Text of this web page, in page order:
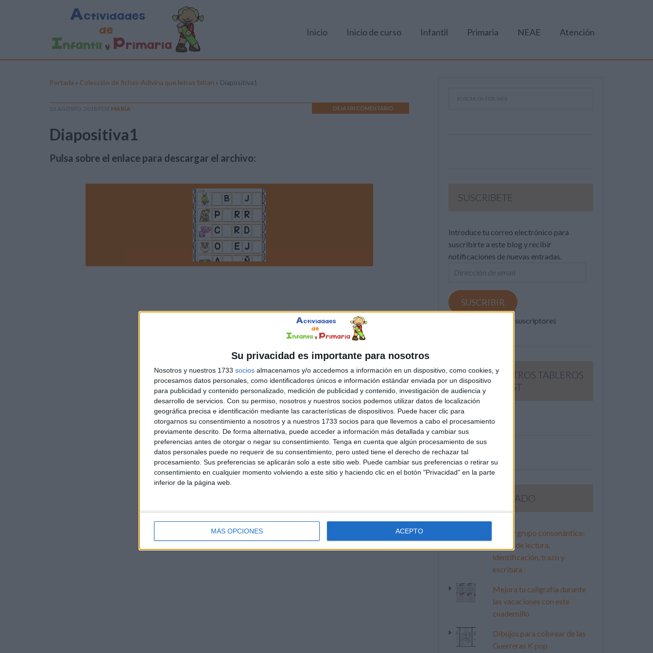
Su privacidad es importante para nosotros
Nosotros y nuestros 1733 socios almacenamos y/o accedemos a información en un dispositivo, como cookies, y
procesamos datos personales, como identificadores únicos e información estándar enviada por un dispositivo
para publicidad y contenido personalizado, medición de publicidad y contenido, investigación de audiencia y
desarrollo de servicios. Con su permiso, nosotros y nuestros socios podemos utilizar datos de localización
geográfica precisa e identificación mediante las características de dispositivos. Puede hacer clic para
otorgarnos su consentimiento a nosotros y a nuestros 1733 socios para que llevemos a cabo el procesamiento
previamente descrito. De forma alternativa, puede acceder a información más detallada y cambiar sus
preferencias antes de otorgar o negar su consentimiento. Tenga en cuenta que algún procesamiento de sus
datos personales puede no requerir de su consentimiento, pero usted tiene el derecho de rechazar tal
procesamiento. Sus preferencias se aplicarán solo a este sitio web. Puede cambiar sus preferencias o retirar su
consentimiento en cualquier momento volviendo a este sitio y haciendo clic en el botón "Privacidad" en la parte
inferior de la página web.
MÁS OPCIONES ACEPTO
Inicio Inicio de curso Infantil Primaria NEAE Atención
Portada » Colección de fichas-Adivina que letras faltan » Diapositiva1
23 AGOSTO, 2018 POR MARÍA DEJA UN COMENTARIO
Diapositiva1
Pulsa sobre el enlace para descargar el archivo:
SUSCRIBETE
Introduce tu correo electrónico para
suscribirte a este blog y recibir
notificaciones de nuevas entradas.
Dirección
email
SUSCRIBIR
Únete a otros 371K suscriptores
SIGUE NUESTROS TABLEROS
EN PINTEREST
LO MÁS VISITADO
Primer grupo consonántico:
Fichas de lectura,
identificación, trazo y
escritura
Mejora tu caligrafía durante
las vacaciones con este
cuadernillo
Dibujos para colorear de las
Guerreras K pop